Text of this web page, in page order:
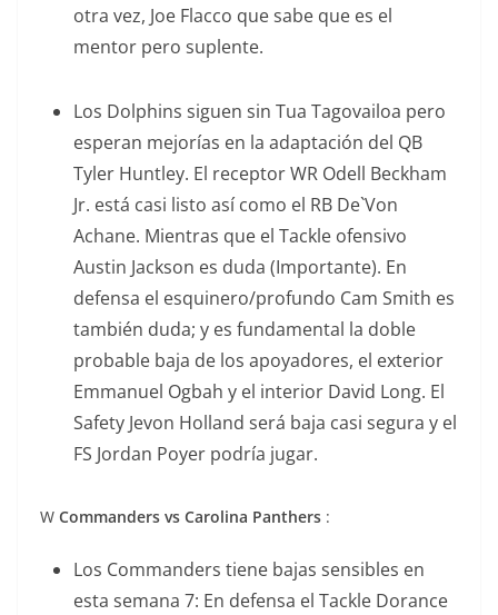
otra vez, Joe Flacco que sabe que es el
mentor pero suplente.
Los Dolphins siguen sin Tua Tagovailoa pero
esperan mejorías en la adaptación del QB
Tyler Huntley. El receptor WR Odell Beckham
Jr. está casi listo así como el RB De`Von
Achane. Mientras que el Tackle ofensivo
Austin Jackson es duda (Importante). En
defensa el esquinero/profundo Cam Smith es
también duda; y es fundamental la doble
probable baja de los apoyadores, el exterior
Emmanuel Ogbah y el interior David Long. El
Safety Jevon Holland será baja casi segura y el
FS Jordan Poyer podría jugar.
W Commanders vs Carolina Panthers :
Los Commanders tiene bajas sensibles en
esta semana 7: En defensa el Tackle Dorance